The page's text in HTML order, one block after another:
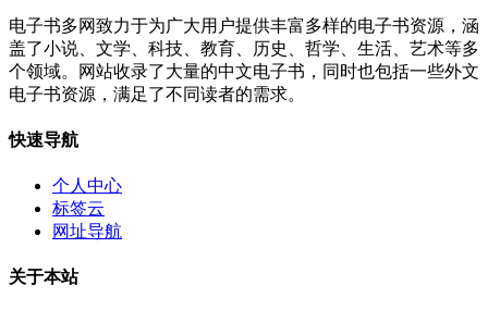
电子书多网致力于为广大用户提供丰富多样的电子书资源，涵
盖了小说、文学、科技、教育、历史、哲学、生活、艺术等多
个领域。网站收录了大量的中文电子书，同时也包括一些外文
电子书资源，满足了不同读者的需求。
快速导航
个人中心
标签云
网址导航
关于本站